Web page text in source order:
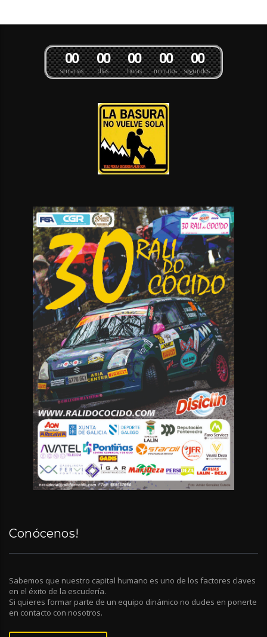
semanas
00
días
00
horas
00
minutos
00
segundos
00
Conócenos!
Sabemos que nuestro capital humano es uno de los factores claves
en el éxito de la escudería.
Si quieres formar parte de un equipo dinámico no dudes en ponerte
en contacto con nosotros.